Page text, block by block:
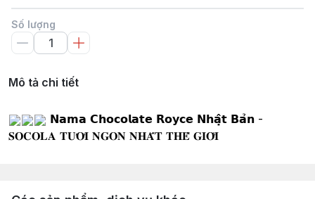
Số lượng
Mô tả chi tiết
𝗡𝗮𝗺𝗮 𝗖𝗵𝗼𝗰𝗼𝗹𝗮𝘁𝗲 𝗥𝗼𝘆𝗰𝗲 𝗡𝗵𝗮̣̂𝘁 𝗕𝗮̉𝗻 -
𝐒𝐎𝐂𝐎𝐋𝐀 𝐓𝐔̛𝐎̛𝐈 𝐍𝐆𝐎𝐍 𝐍𝐇𝐀̂́𝐓 𝐓𝐇𝐄̂́ 𝐆𝐈𝐎̛́𝐈